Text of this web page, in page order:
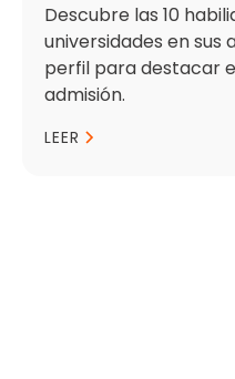
Descubre las 10
universidades en
perfil para destacar
admisión.
LEER